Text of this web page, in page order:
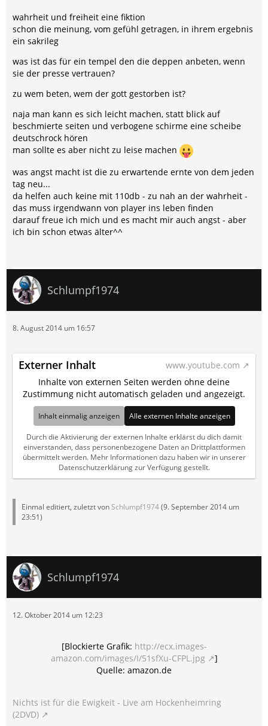
wahrheit und freiheit eine fiktion
schon die meinung, vom gefühl getragen, in ihrem ergebnis
ein sakrileg
was ist das für ein tempel den die deppen anbeten, wenn
sie der presse vertrauen?
zu wem beten, wem der gott gestorben ist?
naja man kann es sich leicht machen, statt blick auf
beschmierte seiten und verbogene schirme eine scheibe
deutschrock hören
man sollte es aber nicht zu leise machen
was angst macht ist die zu erwartende ernte von dem jeden
tag neu...
da helfen auch keine mit 110db - zu nah an der wahrheit -
das muss irgendwann von player ins leben finden
darauf freue ich mich und es macht mir auch angst - aber
ich bin schon etwas älter^^
Schlumpf1974
8. August 2014 um 16:57
Externer Inhalt
www.youtube.com
Inhalte von externen Seiten werden ohne deine
Zustimmung nicht automatisch geladen und angezeigt.
Inhalt einmalig anzeigen Alle externen Inhalte anzeigen
Durch die Aktivierung der externen Inhalte erklärst du dich damit
einverstanden, dass personenbezogene Daten an Drittplattformen
übermittelt werden. Mehr Informationen dazu haben wir in unserer
Datenschutzerklärung zur Verfügung gestellt.
Einmal editiert, zuletzt vonSchlumpf1974(9. September 2014 um
23:51)
Schlumpf1974
12. Oktober 2014 um 12:23
[Blockierte Grafik: http://ecx.images-
amazon.com/images/I/51sfXu-CFPL.jpg
]
Quelle: amazon.de
Nichts ist für die Ewigkeit - Live am Hockenheimring
(2DVD)